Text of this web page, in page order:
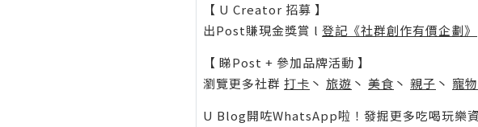
【 U Creator 招募 】
出Post賺現金獎賞 l 登記《社群創作有價企劃》
【 睇Post + 參加品牌活動 】
瀏覽更多社群 打卡 丶 旅遊 丶 美食 丶 親子 丶 寵物
U Blog開咗WhatsApp啦！發掘更多吃喝玩樂